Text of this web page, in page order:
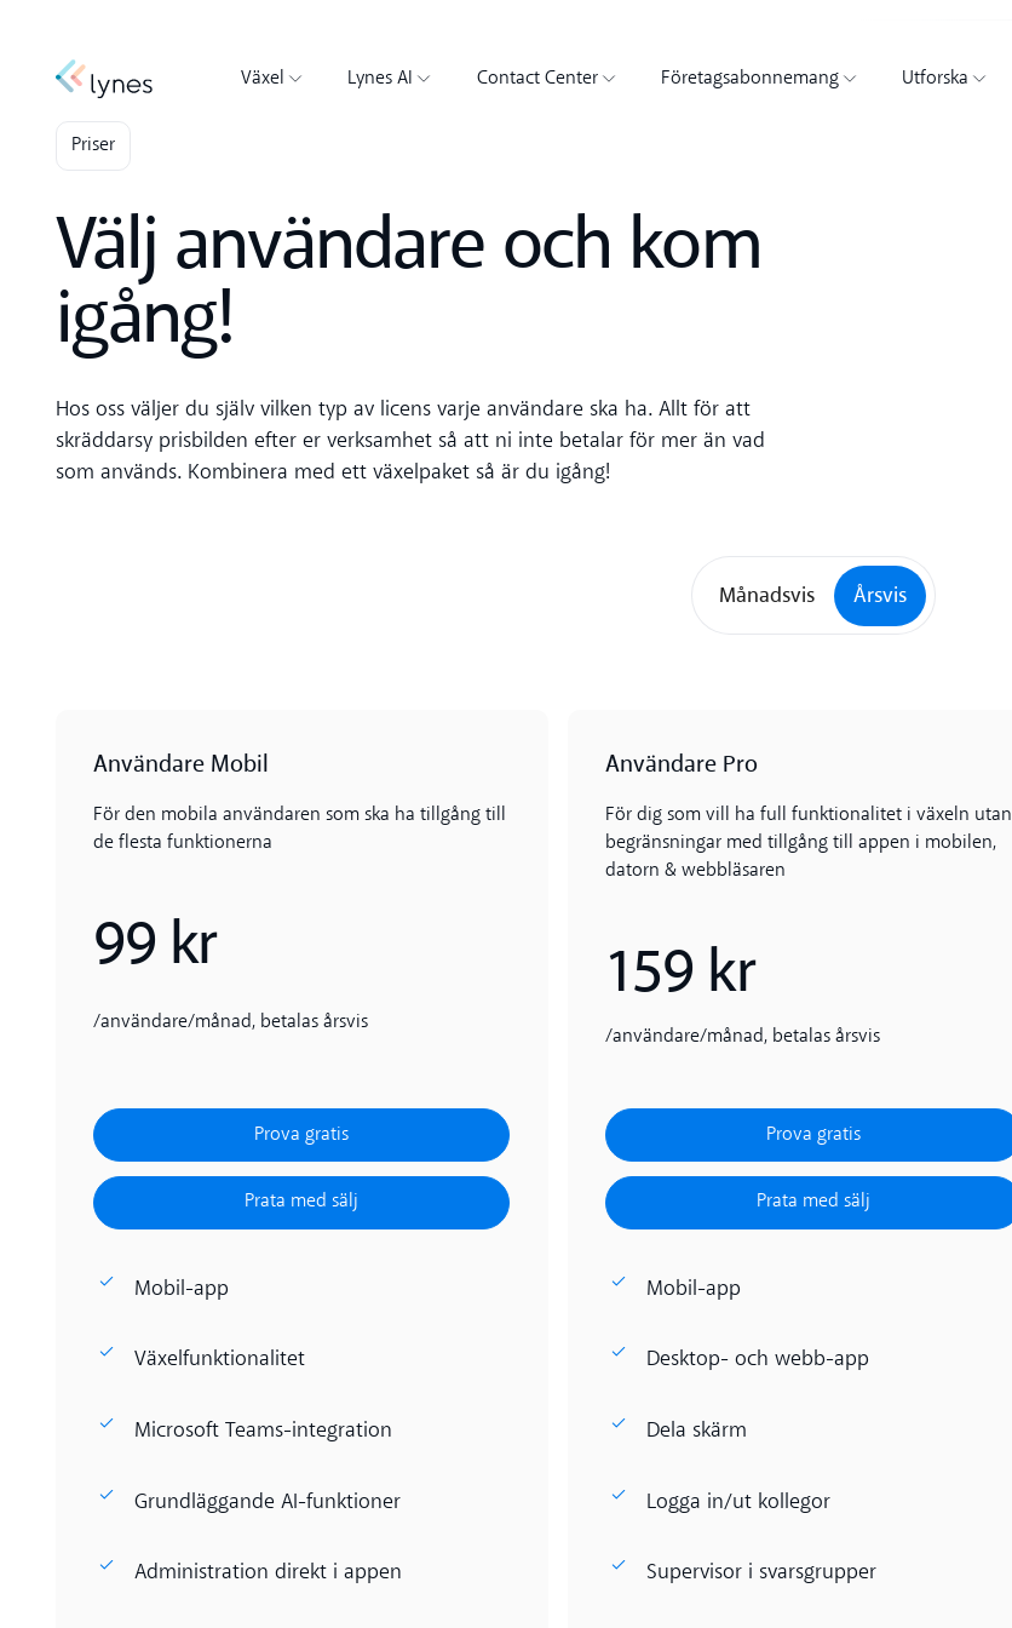
Växel Lynes AI Contact Center Företagsabonnemang Utforska
Priser
Välj användare och kom
igång!
Hos oss väljer du själv vilken typ av licens varje användare ska ha. Allt för att
skräddarsy prisbilden efter er verksamhet så att ni inte betalar för mer än vad
som används. Kombinera med ett växelpaket så är du igång!
Månadsvis Årsvis
Användare Mobil
För den mobila användaren som ska ha tillgång till
de flesta funktionerna
99 kr
/användare/månad, betalas årsvis
Prova gratis
Prova gratis
Prata med sälj
Prata med sälj
Mobil-app
Växelfunktionalitet
Microsoft Teams-integration
Grundläggande AI-funktioner
Administration direkt i appen
Användare Pro
För dig som vill ha full funktionalitet i växeln utan
begränsningar med tillgång till appen i mobilen,
datorn & webbläsaren
159 kr
/användare/månad, betalas årsvis
Prova gratis
Prova gratis
Prata med sälj
Prata med sälj
Mobil-app
Desktop- och webb-app
Dela skärm
Logga in/ut kollegor
Supervisor i svarsgrupper